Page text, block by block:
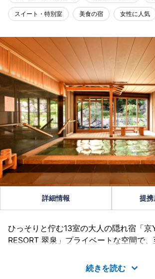
スイート・特別室 美食の宿 女性に人気
詳細情報 提携
ひっそりと佇む13室の大人の隠れ宿「
RESORT 翠泉」プライベートな空間で、
続きを読む